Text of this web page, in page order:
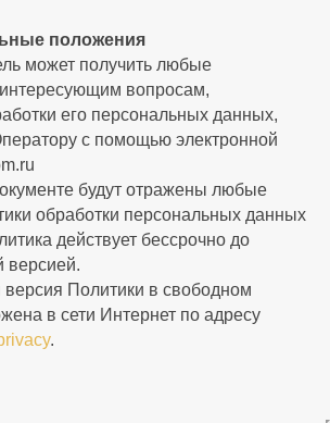
положения
может получить любые
вопросам,
его персональных данных,
с помощью электронной
будут отражены любые
обработки персональных данных
действует бессрочно до
версией.
версия Политики в свободном
в сети Интернет по адресу
.